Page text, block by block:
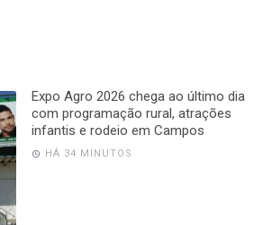
Expo Agro 2026 chega ao último dia
com programação rural, atrações
infantis e rodeio em Campos
HÁ 34 MINUTOS